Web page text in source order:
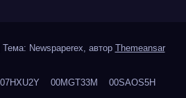
Тема: Newspaperex, автор Themeansar
00MGT33M 00SAOS5H